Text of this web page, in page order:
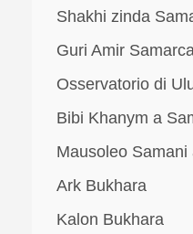
Shakhi zinda
Guri Amir
Osservatorio di
Bibi Khanym a
Mausoleo Samani
Ark Bukhara
Kalon Bukhara